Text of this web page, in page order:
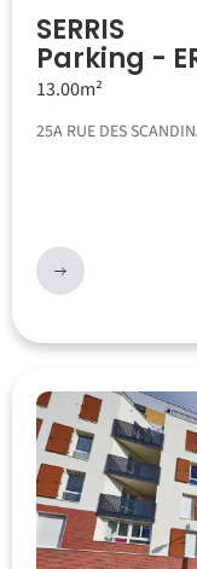
SERRIS
Parking -
13.00m²
25A RUE DES